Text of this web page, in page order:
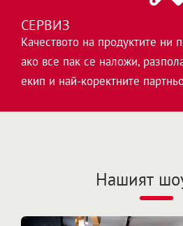
СЕРВИЗ
Качеството на продуктите ни
ако все пак се наложи,
екип и най-коректните
Нашият